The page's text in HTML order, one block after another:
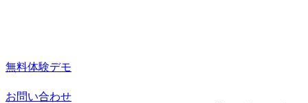
無料体験デモ
お問い合わせ